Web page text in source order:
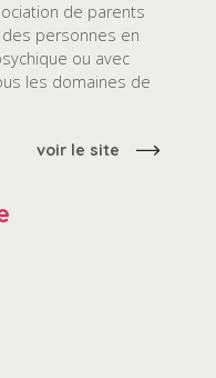
de parents
personnes en
ou avec
les domaines de
voir le site